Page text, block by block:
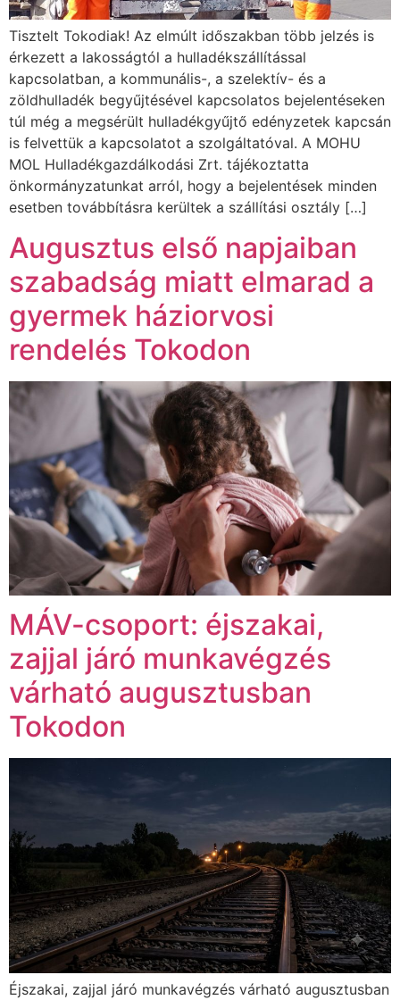
Tisztelt Tokodiak! Az elmúlt időszakban több jelzés is
érkezett a lakosságtól a hulladékszállítással
kapcsolatban, a kommunális-, a szelektív- és a
zöldhulladék begyűjtésével kapcsolatos bejelentéseken
túl még a megsérült hulladékgyűjtő edényzetek kapcsán
is felvettük a kapcsolatot a szolgáltatóval. A MOHU
MOL Hulladékgazdálkodási Zrt. tájékoztatta
önkormányzatunkat arról, hogy a bejelentések minden
esetben továbbításra kerültek a szállítási osztály […]
Augusztus első napjaiban
szabadság miatt elmarad a
gyermek háziorvosi
rendelés Tokodon
MÁV-csoport: éjszakai,
zajjal járó munkavégzés
várható augusztusban
Tokodon
Éjszakai, zajjal járó munkavégzés várható augusztusban